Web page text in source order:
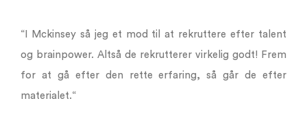
“I Mckinsey så jeg et mod til at rekruttere efter talent
og brainpower. Altså de rekrutterer virkelig godt! Frem
for at gå efter den rette erfaring, så går de efter
materialet.“